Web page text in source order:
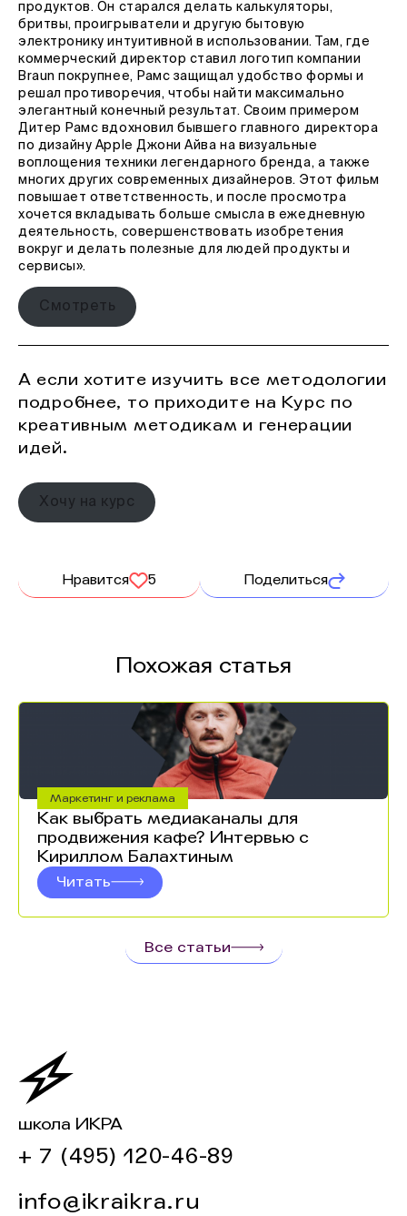
продуктов. Он старался делать калькуляторы,
бритвы, проигрыватели и другую бытовую
электронику интуитивной в использовании. Там, где
коммерческий директор ставил логотип компании
Braun покрупнее, Рамс защищал удобство формы и
решал противоречия, чтобы найти максимально
элегантный конечный результат. Своим примером
Дитер Рамс вдохновил бывшего главного директора
по дизайну Apple Джони Айва на визуальные
воплощения техники легендарного бренда, а также
многих других современных дизайнеров. Этот фильм
повышает ответственность, и после просмотра
хочется вкладывать больше смысла в ежедневную
деятельность, совершенствовать изобретения
вокруг и делать полезные для людей продукты и
сервисы».
Смотреть
А если хотите изучить все методологии
подробнее, то приходите на Курс по
креативным методикам и генерации
идей.
Хочу на курс
Нравится 5 Поделиться
Похожая статья
Маркетинг и реклама
Как выбрать медиаканалы для
продвижения кафе? Интервью с
Кириллом Балахтиным
Читать
Все статьи
школа ИКРА
+ 7 (495) 120-46-89
info@ikraikra.ru